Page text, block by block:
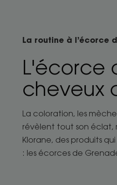
La routine à l’écorce
L'écorce
cheveux
La coloration, les
révèlent tout son éclat,
Klorane, des produits
: les écorces de